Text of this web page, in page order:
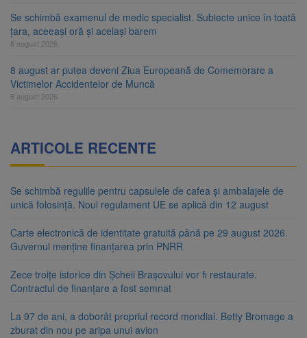
Se schimbă examenul de medic specialist. Subiecte unice în toată
țara, aceeași oră și același barem
8 august 2026
8 august ar putea deveni Ziua Europeană de Comemorare a
Victimelor Accidentelor de Muncă
8 august 2026
ARTICOLE RECENTE
Se schimbă regulile pentru capsulele de cafea și ambalajele de
unică folosință. Noul regulament UE se aplică din 12 august
Carte electronică de identitate gratuită până pe 29 august 2026.
Guvernul menține finanțarea prin PNRR
Zece troițe istorice din Șcheii Brașovului vor fi restaurate.
Contractul de finanțare a fost semnat
La 97 de ani, a doborât propriul record mondial. Betty Bromage a
zburat din nou pe aripa unui avion